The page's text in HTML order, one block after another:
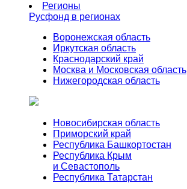
Регионы
Русфонд в регионах
Воронежская область
Иркутская область
Краснодарский край
Москва и Московская область
Нижегородская область
Новосибирская область
Приморский край
Республика Башкортостан
Республика Крым
и Севастополь
Республика Татарстан